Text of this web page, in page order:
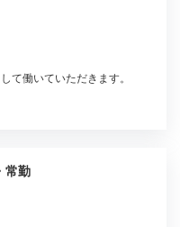
て働いていただきます。
常勤